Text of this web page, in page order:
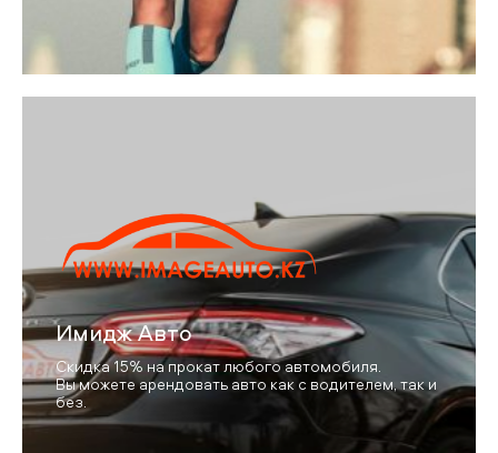
Имидж Авто
Скидка 15% на прокат любого автомобиля.
Вы можете арендовать авто как с водителем, так и
без.